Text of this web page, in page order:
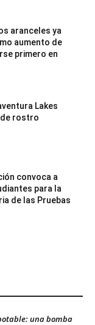
aranceles ya
aumento de
primero en
Lakes
de rostro
convoca a
para la
de las Pruebas
una bomba